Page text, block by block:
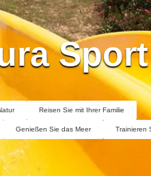
Reisen Sie mit Ihrer Familie
Genießen Sie das Meer Trainieren